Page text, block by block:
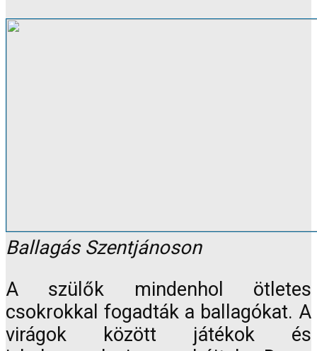
Ballagás Szentjánoson
A szülők mindenhol ötletes
csokrokkal fogadták a ballagókat. A
virágok között játékok és